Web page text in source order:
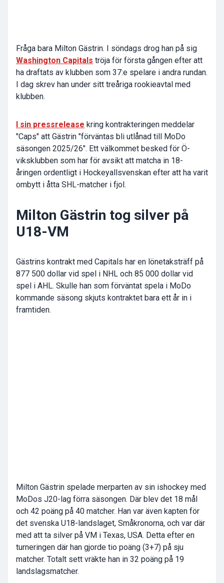
Fråga bara Milton Gästrin. I söndags drog han på sig
Washington Capitals tröja för första gången efter att
ha draftats av klubben som 37:e spelare i andra rundan.
I dag skrev han under sitt treåriga rookieavtal med
klubben.
I sin pressrelease kring kontrakteringen meddelar
"Caps" att Gästrin "förväntas bli utlånad till MoDo
säsongen 2025/26". Ett välkommet besked för Ö-
viksklubben som har för avsikt att matcha in 18-
åringen ordentligt i Hockeyallsvenskan efter att ha varit
ombytt i åtta SHL-matcher i fjol.
Milton Gästrin tog silver på
U18-VM
Gästrins kontrakt med Capitals har en lönetaksträff på
877 500 dollar vid spel i NHL och 85 000 dollar vid
spel i AHL. Skulle han som förväntat spela i MoDo
kommande säsong skjuts kontraktet bara ett år in i
framtiden.
Milton Gästrin spelade merparten av sin ishockey med
MoDos J20-lag förra säsongen. Där blev det 18 mål
och 42 poäng på 40 matcher. Han var även kapten för
det svenska U18-landslaget, Småkronorna, och var där
med att ta silver på VM i Texas, USA. Detta efter en
turneringen där han gjorde tio poäng (3+7) på sju
matcher. Totalt sett vräkte han in 32 poäng på 19
landslagsmatcher.